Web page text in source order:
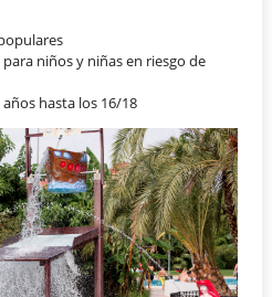
niños y niñas en riesgo de
hasta los 16/18